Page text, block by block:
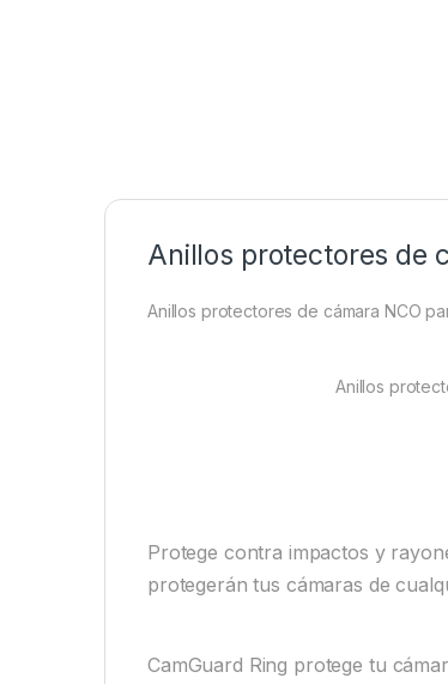
Anillos protectores de
Anillos protectores de cámara NCO
Anillos
Protege contra impactos y
protegerán tus cámaras de
CamGuard Ring protege tu